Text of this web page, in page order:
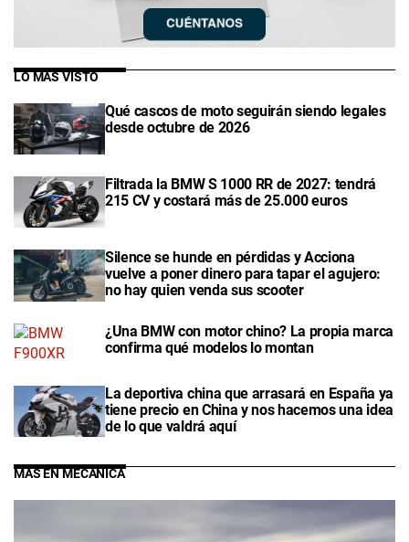
LO MÁS VISTO
Qué cascos de moto seguirán siendo legales
desde octubre de 2026
Filtrada la BMW S 1000 RR de 2027: tendrá
215 CV y costará más de 25.000 euros
Silence se hunde en pérdidas y Acciona
vuelve a poner dinero para tapar el agujero:
no hay quien venda sus scooter
¿Una BMW con motor chino? La propia marca
confirma qué modelos lo montan
La deportiva china que arrasará en España ya
tiene precio en China y nos hacemos una idea
de lo que valdrá aquí
MÁS EN MECÁNICA